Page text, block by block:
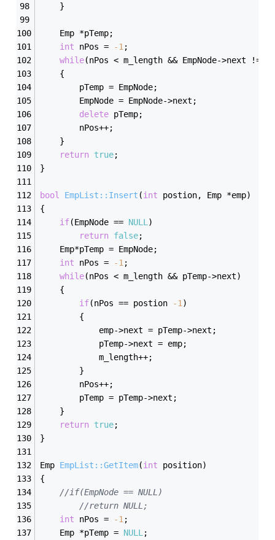
	}
	Emp *pTemp;
int nPos = -1 ;
while(nPos < m_length && EmpNode->next !=
	{
		pTemp = EmpNode;
		EmpNode = EmpNode->next;
delete pTemp;
		nPos++;
	}
return true;
}
bool EmpList::Insert (int postion, Emp *emp)
{
if(EmpNode == NULL )
return false;
	Emp*pTemp = EmpNode;
int nPos = -1 ;
while(nPos < m_length && pTemp->next)
	{
if(nPos == postion -1 )
		{
			emp->next = pTemp->next;
			pTemp->next = emp;
			m_length++;
		}
		nPos++;
		pTemp = pTemp->next;
	}
return true;
}
Emp EmpList::GetItem(int position)
{
//if(EmpNode == NULL)
//return NULL;
int nPos = -1 ;
	Emp *pTemp =
NULL ;